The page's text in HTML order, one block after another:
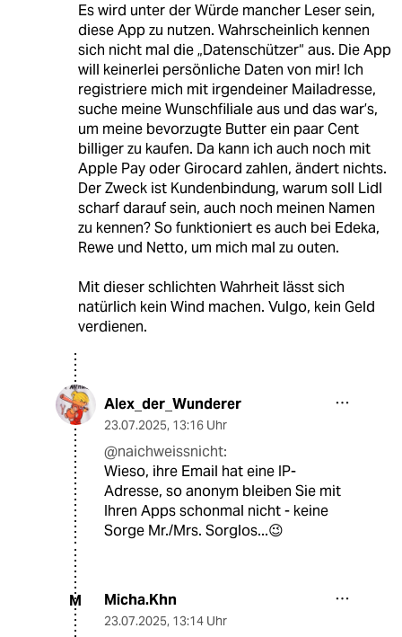
Es wird unter der Würde mancher Leser sein,
diese App zu nutzen. Wahrscheinlich kennen
sich nicht mal die „Datenschützer“ aus. Die App
will keinerlei persönliche Daten von mir! Ich
registriere mich mit irgendeiner Mailadresse,
suche meine Wunschfiliale aus und das war’s,
um meine bevorzugte Butter ein paar Cent
billiger zu kaufen. Da kann ich auch noch mit
Apple Pay oder Girocard zahlen, ändert nichts.
Der Zweck ist Kundenbindung, warum soll Lidl
scharf darauf sein, auch noch meinen Namen
zu kennen? So funktioniert es auch bei Edeka,
Rewe und Netto, um mich mal zu outen.
Mit dieser schlichten Wahrheit lässt sich
natürlich kein Wind machen. Vulgo, kein Geld
verdienen.
Alex_der_Wunderer
23.07.2025, 13:16 Uhr
@naichweissnicht:
Wieso, ihre Email hat eine IP-
Adresse, so anonym bleiben Sie mit
Ihren Apps schonmal nicht - keine
Sorge Mr./Mrs. Sorglos...😉
M Micha.Khn
23.07.2025, 13:14 Uhr